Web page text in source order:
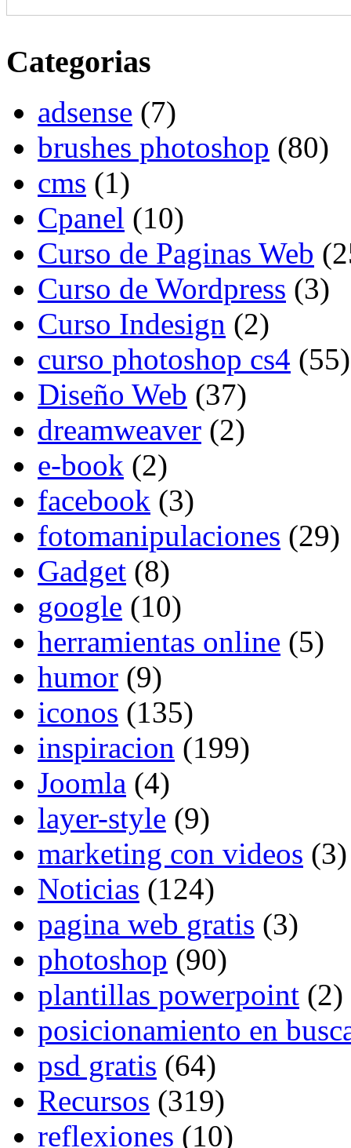
Categorias
adsense (7)
brushes photoshop (80)
cms (1)
Cpanel (10)
Curso de Paginas Web
Curso de Wordpress (3)
Curso Indesign (2)
curso photoshop cs4 (55)
Diseño Web (37)
dreamweaver (2)
e-book (2)
facebook (3)
fotomanipulaciones (29)
Gadget (8)
google (10)
herramientas online (5)
humor (9)
iconos (135)
inspiracion (199)
Joomla (4)
layer-style (9)
marketing con videos (3)
Noticias (124)
pagina web gratis (3)
photoshop (90)
plantillas powerpoint (2)
posicionamiento en
psd gratis (64)
Recursos (319)
reflexiones (10)